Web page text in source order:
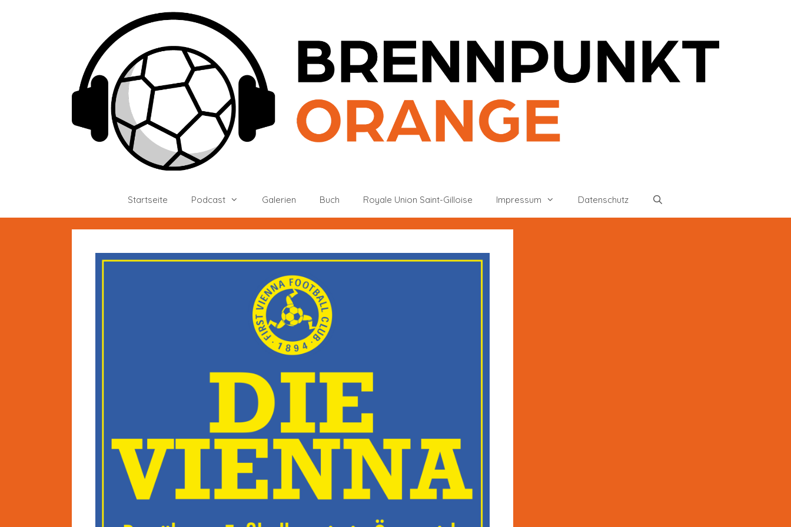
Startseite Podcast Galerien Buch Royale Union Saint-Gilloise Impressum Datenschutz